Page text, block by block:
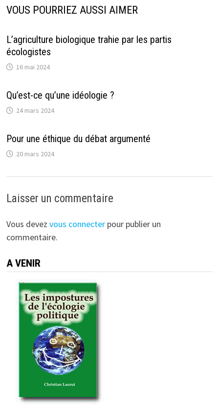
VOUS POURRIEZ AUSSI AIMER
L’agriculture biologique trahie par les partis
écologistes
16 mai 2024
Qu’est-ce qu’une idéologie ?
24 mars 2024
Pour une éthique du débat argumenté
20 mars 2024
Laisser un commentaire
Vous devez vous connecterpour publier un
commentaire.
A VENIR